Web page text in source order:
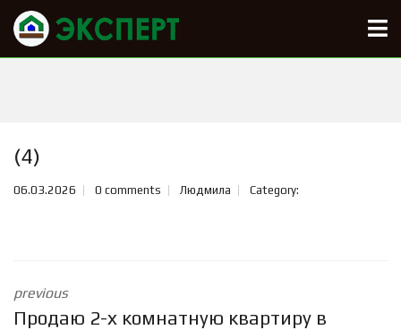
(4)
06.03.2026 0 comments Людмила Category:
previous
Продаю 2-х комнатную квартиру в